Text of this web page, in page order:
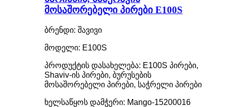
მოსაშორებელი პირები E100S
ბრენდი: შავივი
მოდელი: E100S
პროდუქტის დასახელება: E100S პირები,
Shaviv-ის პირები, ბურუსების
მოსაშორებელი პირები, საჭრელი პირები
ხელსაწყოს დამჭერი: Mango-15200016